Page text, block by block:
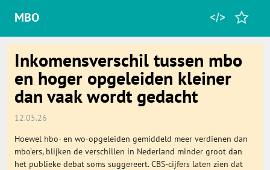
Favorieten
Algemeen
MBO
Inkomensverschil tussen mbo
en hoger opgeleiden kleiner
dan vaak wordt gedacht
12.05.26
Hoewel hbo- en wo-opgeleiden gemiddeld meer verdienen dan
mbo’ers, blijken de verschillen in Nederland minder groot dan
het publieke debat soms suggereert. CBS-cijfers laten zien dat